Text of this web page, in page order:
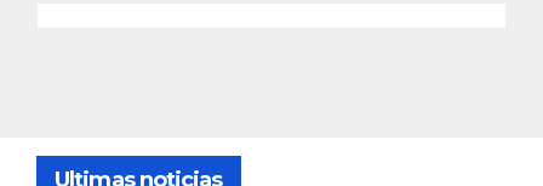
Ultimas noticias